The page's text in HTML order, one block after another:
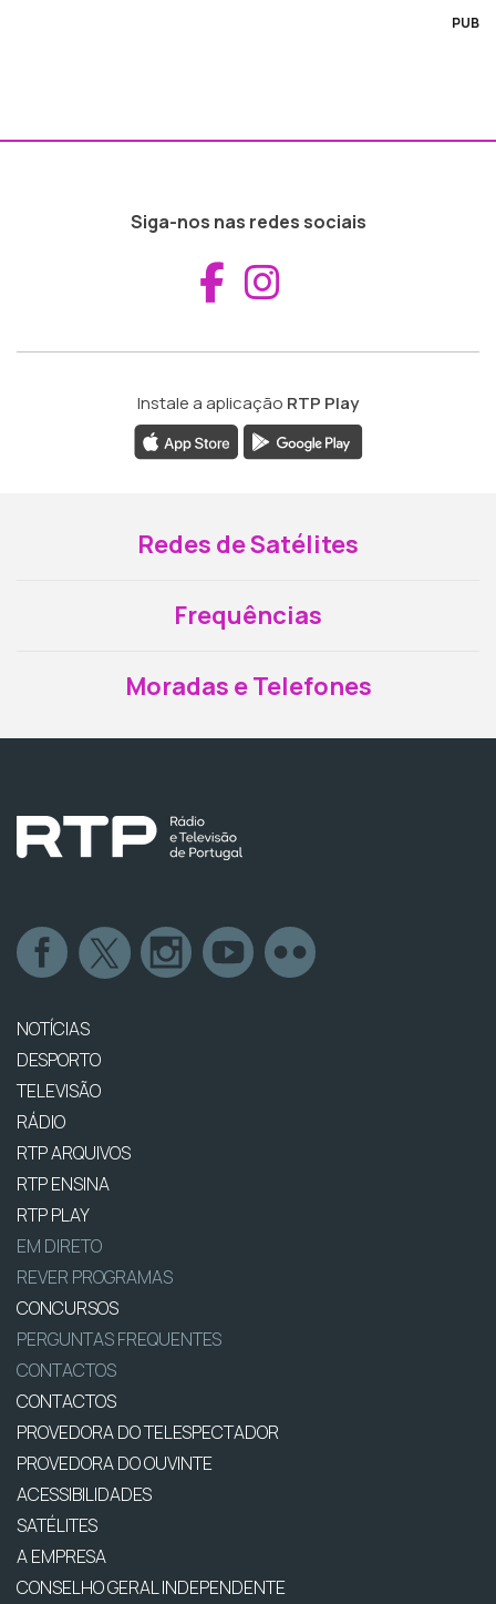
PUB
Siga-nos nas redes sociais
Aceder ao
Instale a aplicação RTP Play
Redes de Satélites
Frequências
Moradas e Telefones
NOTÍCIAS
DESPORTO
TELEVISÃO
RÁDIO
RTP ARQUIVOS
RTP ENSINA
RTP PLAY
EM DIRETO
REVER PROGRAMAS
CONCURSOS
PERGUNTAS FREQUENTES
CONTACTOS
CONTACTOS
PROVEDORA DO TELESPECTADOR
PROVEDORA DO OUVINTE
ACESSIBILIDADES
SATÉLITES
A EMPRESA
CONSELHO GERAL INDEPENDENTE